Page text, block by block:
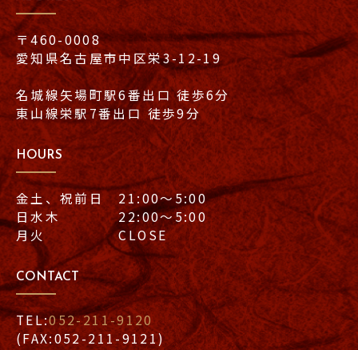
〒460-0008
愛知県名古屋市中区栄3-12-19
名城線矢場町駅6番出口 徒歩6分
東山線栄駅7番出口 徒歩9分
HOURS
金土、祝前日 21:00〜5:00
日水木 22:00〜5:00
月火 CLOSE
CONTACT
TEL:052-211-9120
(FAX:052-211-9121)